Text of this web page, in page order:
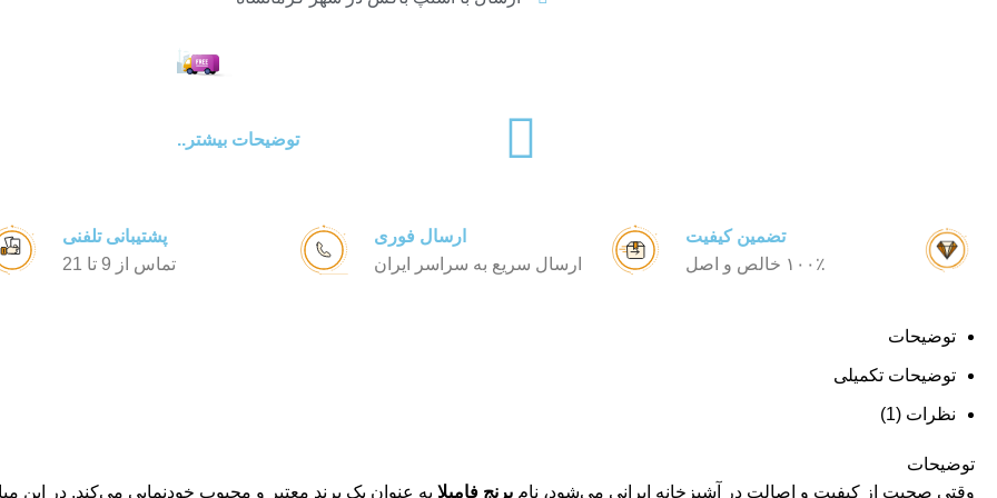
توضیحات بیشتر..
تضمین کیفیت
۱۰۰٪ خالص و اصل
ارسال فوری
ارسال سریع به سراسر ایران
پشتیبانی تلفنی
تماس از 9 تا 21
توضیحات
توضیحات تکمیلی
نظرات (1)
توضیحات
وقتی صحبت از کیفیت و اصالت در آشپزخانه ایرانی می‌شود، نام برنج فامیلا به عنوان یک برند معتبر و محبوب خودنمایی می‌کند. در این